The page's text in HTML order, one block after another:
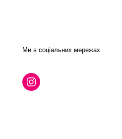
Ми в соціальних мережах